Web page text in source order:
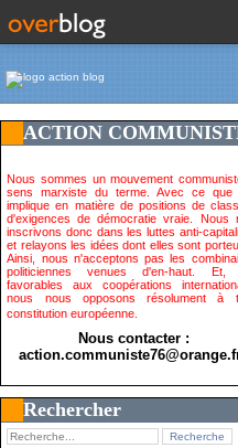
ACTION
Nous sommes un mouvement
sens marxiste du terme. Avec ce que
implique en matière de positions de
d'exigences de démocratie vraie. Nous
inscrivons donc dans les luttes anti-
et relayons les idées dont elles sont
Ainsi, nous n'acceptons pas les
politiciennes venues d'en-haut. Et,
favorables aux coopérations
nous nous opposons résolument à
constitution européenne.
Nous contacter :
Rechercher